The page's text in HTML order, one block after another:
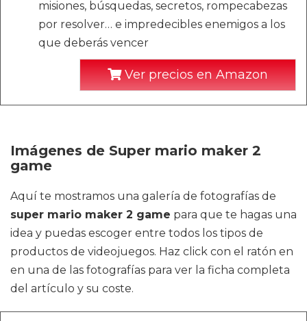
misiones, búsquedas, secretos, rompecabezas
por resolver… e impredecibles enemigos a los
que deberás vencer
Ver precios en Amazon
Imágenes de Super mario maker 2
game
Aquí te mostramos una galería de fotografías de
super mario maker 2 game para que te hagas una
idea y puedas escoger entre todos los tipos de
productos de videojuegos. Haz click con el ratón en
en una de las fotografías para ver la ficha completa
del artículo y su coste.